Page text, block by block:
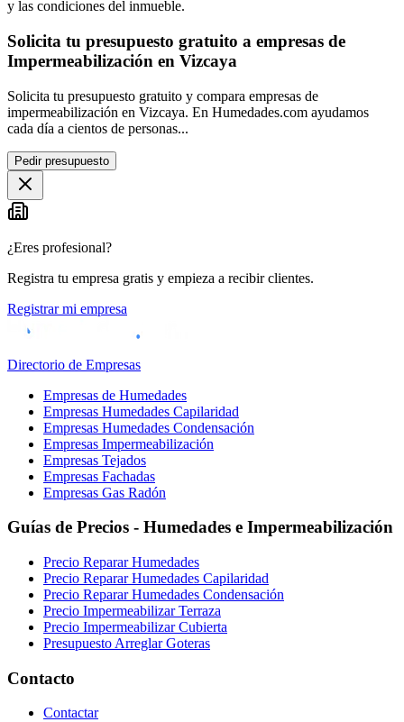
y las condiciones del inmueble.
Solicita tu presupuesto gratuito a empresas de
Impermeabilización en Vizcaya
Solicita tu presupuesto gratuito y compara empresas de
impermeabilización en Vizcaya. En Humedades.com ayudamos
cada día a cientos de personas...
Pedir presupuesto
¿Eres profesional?
Registra tu empresa gratis y empieza a recibir clientes.
Registrar mi empresa
Directorio de Empresas
Empresas de Humedades
Empresas Humedades Capilaridad
Empresas Humedades Condensación
Empresas Impermeabilización
Empresas Tejados
Empresas Fachadas
Empresas Gas Radón
Guías de Precios - Humedades e Impermeabilización
Precio Reparar Humedades
Precio Reparar Humedades Capilaridad
Precio Reparar Humedades Condensación
Precio Impermeabilizar Terraza
Precio Impermeabilizar Cubierta
Presupuesto Arreglar Goteras
Contacto
Contactar